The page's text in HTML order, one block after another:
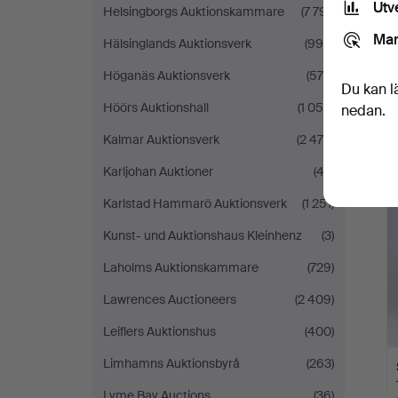
Helsingborgs Auktionskammare
(7 791)
Hälsinglands Auktionsverk
(996)
Höganäs Auktionsverk
(570)
Höörs Auktionshall
(1 054)
Kalmar Auktionsverk
(2 479)
Karljohan Auktioner
(42)
Karlstad Hammarö Auktionsverk
(1 251)
Kunst- und Auktionshaus Kleinhenz
(3)
Laholms Auktionskammare
(729)
Lawrences Auctioneers
(2 409)
Leiflers Auktionshus
(400)
Limhamns Auktionsbyrå
(263)
Du kan
nedan.